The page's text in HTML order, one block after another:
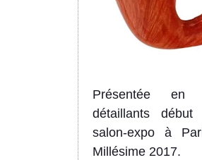
Présentée en
détaillants
salon-expo à
Millésime 2017.